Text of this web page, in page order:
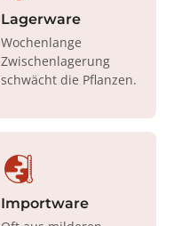
Lagerware
Wochenlange
Zwischenlagerung
schwächt die Pflanzen.
Importware